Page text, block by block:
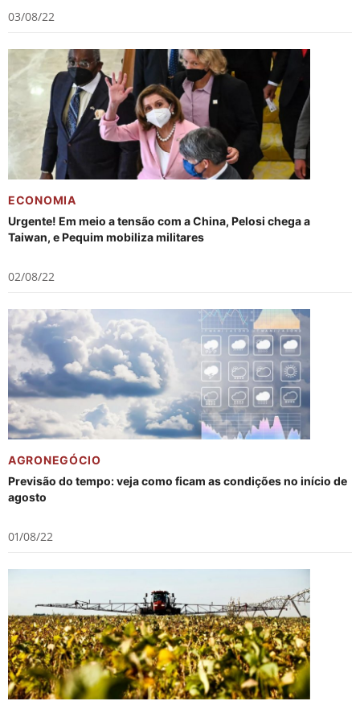
03/08/22
ECONOMIA
Urgente! Em meio a tensão com a China, Pelosi chega a
Taiwan, e Pequim mobiliza militares
02/08/22
AGRONEGÓCIO
Previsão do tempo: veja como ficam as condições no início de
agosto
01/08/22